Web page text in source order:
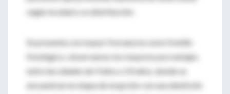
según la edad y su distribución.
Se presenta con mayor frecuencia como frenillo
fisiológico; observamos los mayores porcentajes
entre las edades de 9 años a 14 años, donde se
encuentran en etapa de erupción con una dentición